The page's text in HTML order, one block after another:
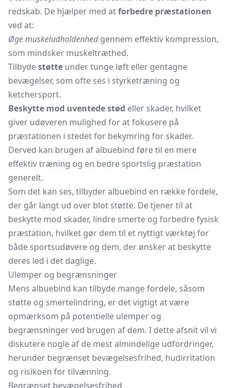
redskab. De hjælper med atforbedre præstationen
ved at:
Øge muskeludholdenhedgennem effektiv kompression,
som mindsker muskeltræthed.
Tilbydestøtte under tunge løft eller gentagne
bevægelser, som ofte ses i styrketræning og
ketchersport.
Beskytte mod uventede stød eller skader, hvilket
giver udøveren mulighed for at fokusere på
præstationen i stedet for bekymring for skader.
Derved kan brugen af albuebind føre til en mere
effektiv træning og en bedre sportslig præstation
generelt.
Som det kan ses, tilbyder albuebind en række fordele,
der går langt ud over blot støtte. De tjener til at
beskytte mod skader, lindre smerte og forbedre fysisk
præstation, hvilket gør dem til et nyttigt værktøj for
både sportsudøvere og dem, der ønsker at beskytte
deres led i det daglige.
Ulemper og begrænsninger
Mens albuebind kan tilbyde mange fordele, såsom
støtte og smertelindring, er det vigtigt at være
opmærksom på potentielle ulemper og
begrænsninger ved brugen af dem. I dette afsnit vil vi
diskutere nogle af de mest almindelige udfordringer,
herunder begrænset bevægelsesfrihed, hudirritation
og risikoen for tilvænning.
Begrænset bevægelsesfrihed